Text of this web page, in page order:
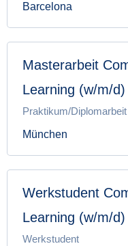
Barcelona
Masterarbeit
Learning (w/m/d)
Praktikum/Diplomarbeit
München
Werkstudent
Learning (w/m/d)
Werkstudent